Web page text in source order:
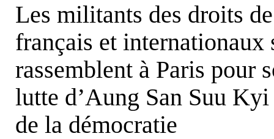
Les militants des droits
français et internationaux
rassemblent à Paris pour
lutte d’Aung San Suu
de la démocratie